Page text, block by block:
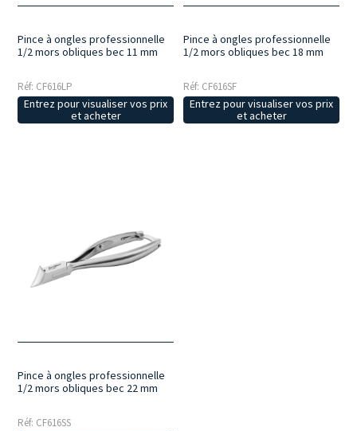
Pince à ongles professionnelle
1/2 mors obliques bec 11 mm
Réf: CF616LP
Entrez pour visualiser vos prix
et acheter
Pince à ongles professionnelle
1/2 mors obliques bec 18 mm
Réf: CF616SF
Entrez pour visualiser vos prix
et acheter
Pince à ongles professionnelle
1/2 mors obliques bec 22 mm
Réf: CF616SS